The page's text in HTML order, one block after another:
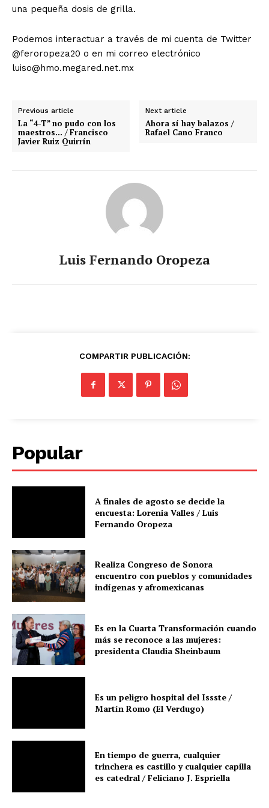
una pequeña dosis de grilla.
Podemos interactuar a través de mi cuenta de Twitter
@feroropeza20 o en mi correo electrónico
luiso@hmo.megared.net.mx
Previous article
La “4-T” no pudo con los
maestros… / Francisco
Javier Ruiz Quirrín
Next article
Ahora sí hay balazos /
Rafael Cano Franco
Luis Fernando Oropeza
COMPARTIR PUBLICACIÓN:
Popular
A finales de agosto se decide la
encuesta: Lorenia Valles / Luis
Fernando Oropeza
Realiza Congreso de Sonora
encuentro con pueblos y comunidades
indígenas y afromexicanas
Es en la Cuarta Transformación cuando
más se reconoce a las mujeres:
presidenta Claudia Sheinbaum
Es un peligro hospital del Issste /
Martín Romo (El Verdugo)
En tiempo de guerra, cualquier
trinchera es castillo y cualquier capilla
es catedral / Feliciano J. Espriella